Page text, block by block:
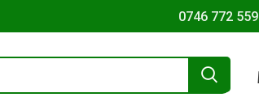
0746 772 559